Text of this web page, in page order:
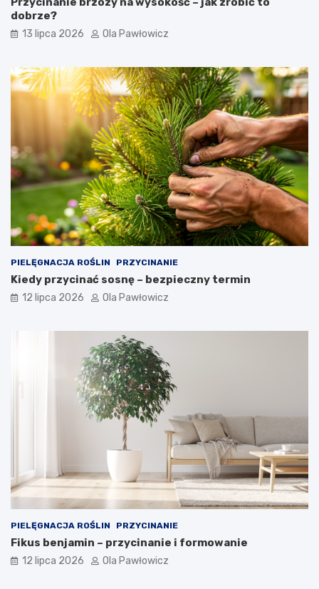
dobrze?
13 lipca 2026 Ola Pawłowicz
PIELĘGNACJA ROŚLIN PRZYCINANIE
Kiedy przycinać sosnę – bezpieczny termin
12 lipca 2026 Ola Pawłowicz
PIELĘGNACJA ROŚLIN PRZYCINANIE
Fikus benjamin – przycinanie i formowanie
12 lipca 2026 Ola Pawłowicz